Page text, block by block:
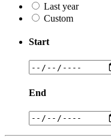
Last year
Custom
Start
End